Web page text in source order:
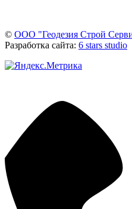
© ООО "Геодезия Строй
Разработка сайта: 6 stars studio